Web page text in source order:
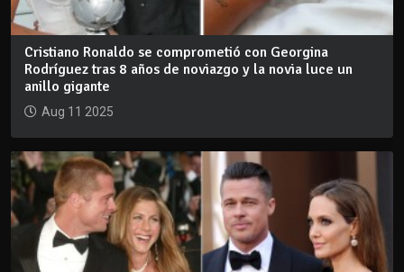
Cristiano Ronaldo se comprometió con Georgina
Rodríguez tras 8 años de noviazgo y la novia luce un
anillo gigante
Aug 11 2025